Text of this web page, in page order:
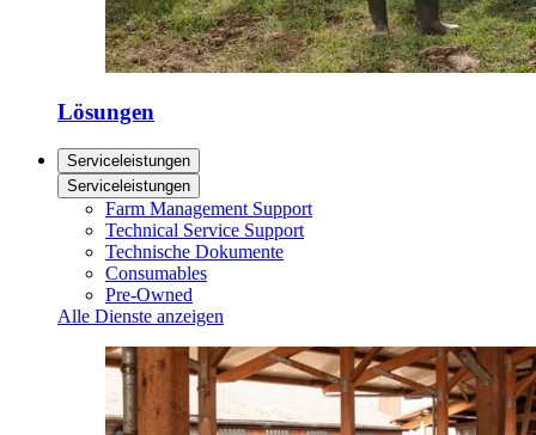
Lösungen
Serviceleistungen
Serviceleistungen
Farm Management Support
Technical Service Support
Technische Dokumente
Consumables
Pre-Owned
Alle Dienste anzeigen